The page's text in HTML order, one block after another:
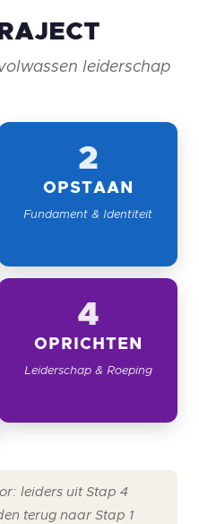
leiderschap
2
OPSTAAN
Fundament & Identiteit
4
OPRICHTEN
Leiderschap & Roeping
leiders uit Stap 4
terug naar Stap 1